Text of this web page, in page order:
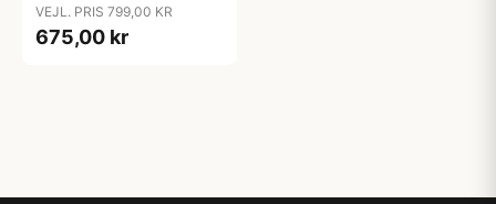
512/C8/25RP
VEJL. PRIS 799,00 KR
675,00 kr